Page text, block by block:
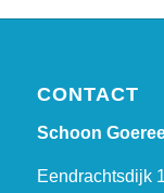
CONTACT
Schoon
Eendrachtsdijk